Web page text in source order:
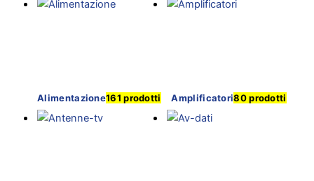
Alimentazione161 prodotti Amplificatori80 prodotti